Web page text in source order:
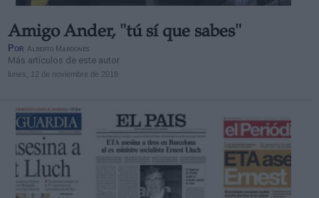
Amigo Ander, "tú sí que sabes"
Por Alberto Mardones
Más artículos de este autor
lunes, 12 de noviembre de 2018